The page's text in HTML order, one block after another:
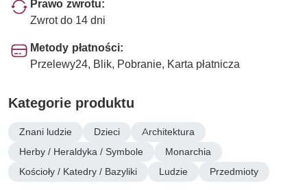
Prawo zwrotu:
Zwrot do 14 dni
Metody płatności:
Przelewy24, Blik, Pobranie, Karta płatnicza
Kategorie produktu
Znani ludzie Dzieci
Architektura
Herby / Heraldyka / Symbole
Monarchia
Kościoły / Katedry / Bazyliki
Ludzie Przedmioty